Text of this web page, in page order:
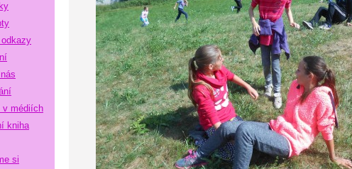
v médiích
kniha
si